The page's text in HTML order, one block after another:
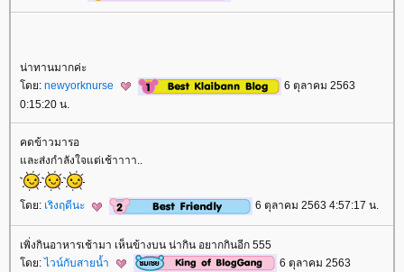
น่าทานมากค่ะ
ดย: newyorknurse
6 ตุลาคม 2563
0:15:20 น.
คดข้าวมารอ
ละส่งกำลังใจแต่เช้าาาา..
ดย: เริงฤดีนะ 6 ตุลาคม 2563 4:57:17 น.
เพิ่งกินอาหารเช้ามา เห็นข้างบน น่ากิน อยากกินอีก 555
ดย:ไวน์กับสายน้ำ
6 ตุลาคม 2563